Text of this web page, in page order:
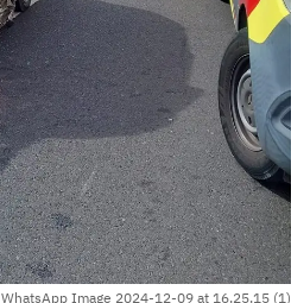
WhatsApp Image 2024-12-09 at 16.25.15 (1)